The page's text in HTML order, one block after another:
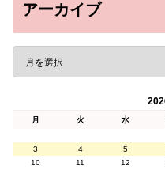
アーカイブ
月 火 水
3
4 5
10
11 12